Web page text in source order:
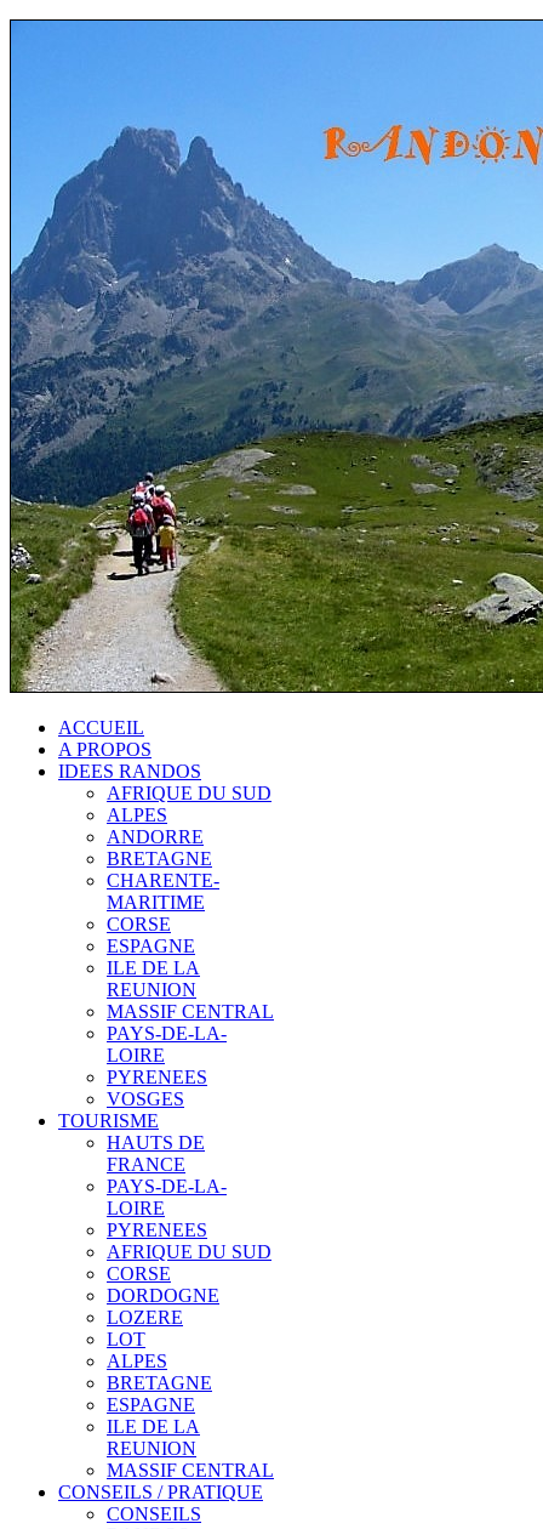
ACCUEIL
A PROPOS
IDEES RANDOS
AFRIQUE DU SUD
ALPES
ANDORRE
BRETAGNE
CHARENTE-
MARITIME
CORSE
ESPAGNE
ILE DE LA
REUNION
MASSIF CENTRAL
PAYS-DE-LA-
LOIRE
PYRENEES
VOSGES
TOURISME
HAUTS DE
FRANCE
PAYS-DE-LA-
LOIRE
PYRENEES
AFRIQUE DU SUD
CORSE
DORDOGNE
LOZERE
LOT
ALPES
BRETAGNE
ESPAGNE
ILE DE LA
REUNION
MASSIF CENTRAL
CONSEILS / PRATIQUE
CONSEILS